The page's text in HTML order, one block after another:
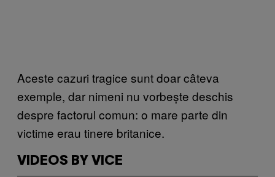
Aceste cazuri tragice sunt doar câteva
exemple, dar nimeni nu vorbește deschis
despre factorul comun: o mare parte din
victime erau tinere britanice.
VIDEOS BY VICE